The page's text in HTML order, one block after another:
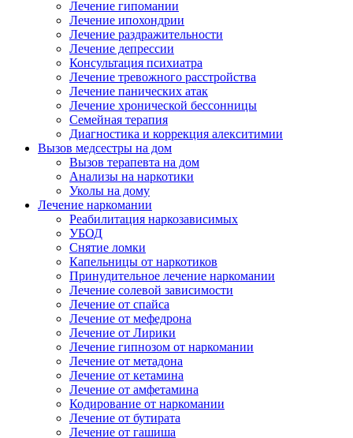
Лечение гипомании
Лечение ипохондрии
Лечение раздражительности
Лечение депрессии
Консультация психиатра
Лечение тревожного расстройства
Лечение панических атак
Лечение хронической бессонницы
Семейная терапия
Диагностика и коррекция алекситимии
Вызов медсестры на дом
Вызов терапевта на дом
Анализы на наркотики
Уколы на дому
Лечение наркомании
Реабилитация наркозависимых
УБОД
Снятие ломки
Капельницы от наркотиков
Принудительное лечение наркомании
Лечение солевой зависимости
Лечение от спайса
Лечение от мефедрона
Лечение от Лирики
Лечение гипнозом от наркомании
Лечение от метадона
Лечение от кетамина
Лечение от амфетамина
Кодирование от наркомании
Лечение от бутирата
Лечение от гашиша